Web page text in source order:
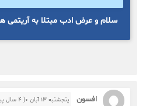
سلام و عرض ادب مبتلا به آریتمی
افسون پنجشنبه ۱۳ آبان ۰( 4 سال پیش)